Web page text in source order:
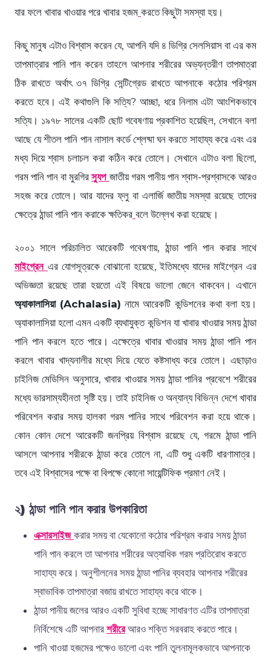
যার ফলে খাবার খাওয়ার পরে খাবার হজম করতে কিছুটা সমস্যা হয়।
কিছু মানুষ এটাও বিশ্বাস করেন যে, আপনি যদি ৪ ডিগ্রি সেলসিয়াস বা এর কম
তাপমাত্রার পানি পান করেন তাহলে আপনার শরীরের অভ্যন্তরীণ তাপমাত্রা
ঠিক রাখতে অর্থাৎ ৩৭ ডিগ্রি সেন্টিগ্রেড রাখতে আপনাকে কঠোর পরিশ্রম
করতে হবে। এই কথাগুলি কি সত্যি? আচ্ছা, ধরে নিলাম এটা আংশিকভাবে
সত্যি। ১৯৭৮ সালের একটি ছোট গবেষণায় প্রকাশিত হয়েছিল, সেখানে বলা
আছে যে শীতল পানি পান নাসাল কর্ডে শ্লেষ্মা ঘন করতে সাহায্য করে এবং এর
মধ্য দিয়ে শ্বাস চলাচল করা কঠিন করে তোলে। সেখানে এটাও বলা ছিলো,
গরম পানি পান বা মুরগিরস্যুপ জাতীয় গরম পানীয় পান শ্বাস-প্রশ্বাসকে আরও
সহজ করে তোলে। আর যাদের ফ্লু বা এলার্জি জাতীয় সমস্যা রয়েছে তাদের
ক্ষেত্রে ঠান্ডা পানি পান করাকে ক্ষতিকর বলে উল্লেখ করা হয়েছে।
২০০১ সালে পরিচালিত আরেকটি গবেষণায়, ঠান্ডা পানি পান করার সাথে
মাইগ্রেন এর যোগসূত্রকে বোঝানো হয়েছে, ইতিমধ্যে যাদের মাইগ্রেন এর
অভিজ্ঞতা রয়েছে তারা হয়তো এই বিষয়ে ভালো জেনে থাকবেন। এখানে
অ্যাকালাসিয়া (Achalasia) নামে আরেকটি কন্ডিশনের কথা বলা হয়।
অ্যাকালাসিয়া হলো এমন একটি ব্যথাযুক্ত কন্ডিশন যা খাবার খাওয়ার সময় ঠান্ডা
পানি পান করলে হতে পারে। এক্ষেত্রে খাবার খাওয়ার সময় ঠান্ডা পানি পান
করলে খাবার খাদ্যনালীর মধ্যে দিয়ে যেতে কষ্টসাধ্য করে তোলে। এছাড়াও
চাইনিজ মেডিসিন অনুসারে, খাবার খাওয়ার সময় ঠান্ডা পানির প্রবেশে শরীরের
মধ্যে ভারসাম্যহীনতা সৃষ্টি হয়। তাই চাইনিজ ও অন্যান্য বিভিন্ন দেশে খাবার
পরিবেশন করার সময় হালকা গরম পানির সাথে পরিবেশন করা হয়ে থাকে।
কোন কোন দেশে আরেকটি জনপ্রিয় বিশ্বাস রয়েছে যে, গরমে ঠান্ডা পানি
আসলে আপনার শরীরকে ঠান্ডা করে তোলে না, এটি শুধু একটি ধারণামাত্র।
তবে এই বিশ্বাসের পক্ষে বা বিপক্ষে কোনো সায়েন্টিফিক প্রমাণ নেই।
২) ঠান্ডা পানি পান করার উপকারিতা
এক্সারসাইজ করার সময় বা যেকোনো কঠোর পরিশ্রম করার সময় ঠান্ডা
পানি পান করলে তা আপনার শরীরের অত্যাধিক গরম প্রতিরোধ করতে
সাহায্য করে। অনুশীলনের সময় ঠান্ডা পানির ব্যবহার আপনার শরীরের
স্বাভাবিক তাপমাত্রা বজায় রাখতে সাহায্য করে থাকে।
ঠান্ডা পানীয় জলের আরও একটি সুবিধা হচ্ছে সাধারণত এটির তাপমাত্রা
নির্বিশেষে এটি আপনার শরীরেআরও শক্তি সরবরাহ করতে পারে।
পানি খাওয়া হজমের পক্ষেও ভালো এবং পানি তুলনামূলকভাবে আপনাকে